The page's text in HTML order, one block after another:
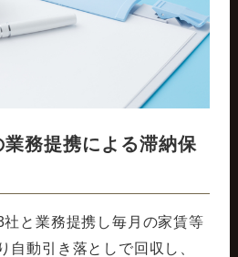
務提携による滞納保
と業務提携し毎月の家賃等
自動引き落としで回収し、